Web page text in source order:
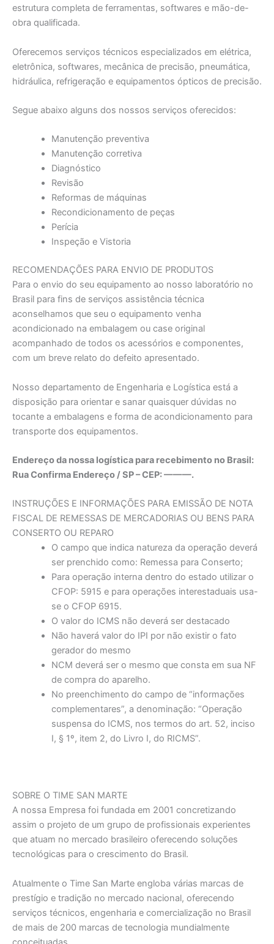
estrutura completa de ferramentas, softwares e mão-de-
obra qualificada.
Oferecemos serviços técnicos especializados em elétrica,
eletrônica, softwares, mecânica de precisão, pneumática,
hidráulica, refrigeração e equipamentos ópticos de precisão.
Segue abaixo alguns dos nossos serviços oferecidos:
Manutenção preventiva
Manutenção corretiva
Diagnóstico
Revisão
Reformas de máquinas
Recondicionamento de peças
Perícia
Inspeção e Vistoria
RECOMENDAÇÕES PARA ENVIO DE PRODUTOS
Para o envio do seu equipamento ao nosso laboratório no
Brasil para fins de serviços assistência técnica
aconselhamos que seu o equipamento venha
acondicionado na embalagem ou case original
acompanhado de todos os acessórios e componentes,
com um breve relato do defeito apresentado.
Nosso departamento de Engenharia e Logística está a
disposição para orientar e sanar quaisquer dúvidas no
tocante a embalagens e forma de acondicionamento para
transporte dos equipamentos.
Endereço da nossa logística para recebimento no Brasil:
Rua Confirma Endereço / SP – CEP: ———.
INSTRUÇÕES E INFORMAÇÕES PARA EMISSÃO DE NOTA
FISCAL DE REMESSAS DE MERCADORIAS OU BENS PARA
CONSERTO OU REPARO
O campo que indica natureza da operação deverá
ser prenchido como: Remessa para Conserto;
Para operação interna dentro do estado utilizar o
CFOP: 5915 e para operações interestaduais usa-
se o CFOP 6915.
O valor do ICMS não deverá ser destacado
Não haverá valor do IPI por não existir o fato
gerador do mesmo
NCM deverá ser o mesmo que consta em sua NF
de compra do aparelho.
No preenchimento do campo de “informações
complementares”, a denominação: “Operação
suspensa do ICMS, nos termos do art. 52, inciso
I, § 1º, item 2, do Livro I, do RICMS”.
SOBRE O TIME SAN MARTE
A nossa Empresa foi fundada em 2001 concretizando
assim o projeto de um grupo de profissionais experientes
que atuam no mercado brasileiro oferecendo soluções
tecnológicas para o crescimento do Brasil.
Atualmente o Time San Marte engloba várias marcas de
prestígio e tradição no mercado nacional, oferecendo
serviços técnicos, engenharia e comercialização no Brasil
de mais de 200 marcas de tecnologia mundialmente